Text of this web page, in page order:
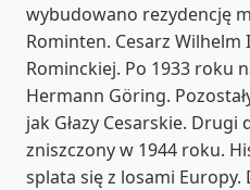
wybudowano rezydencję
Rominten. Cesarz Wilhelm
Rominckiej. Po 1933 roku
Hermann Göring.
jak Głazy Cesarskie.
zniszczony w 1944 roku.
splata się z losami Europy.